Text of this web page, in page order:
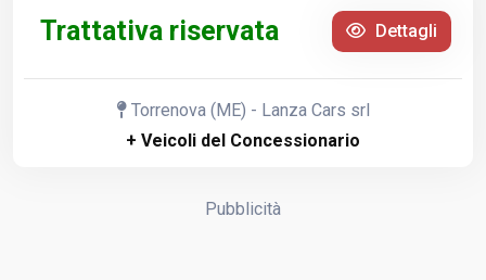
Trattativa riservata Dettagli
Torrenova (ME) - Lanza Cars srl
+ Veicoli del Concessionario
Pubblicità